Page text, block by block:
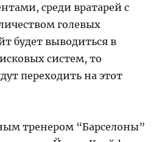
среди вратарей с
голевых
будет выводиться в
систем, то
переходить на этот
тренером “Барселоны”